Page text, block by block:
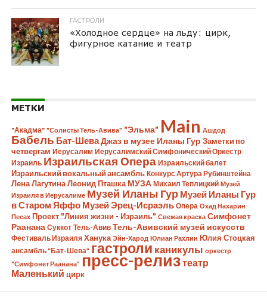
ГАСТРОЛИ
«Холодное сердце» на льду: цирк,
фигурное катание и театр
МЕТКИ
"Акадма" "Солисты Тель-Авива" "Эльма" Main Ашдод
Бабель Бат-ШеваДжаз в музее Иланы Гур Заметки по
четвергам Иерусалим Иерусалимский Симфонический Оркестр
Израиль Израильская Опера Израильский балет
Израильский вокальный ансамбль Конкурс Артура Рубинштейна
Лена Лагутина Леонид Пташка МУЗА Михаил Теплицкий Музей
Израиля в Иерусалиме Музей Иланы Гур Музей Иланы Гур
в Старом Яффо Музей Эрец-Исраэль Опера Охад Нахарин
Песах Проект "Линия жизни - Израиль" Свежая краска Симфонет
Раанана Суккот Тель-Авив Тель-Авивский музей искусств
Фестиваль Израиля Ханука Эйн-Харод Юлиан Рахлин Юлия Стоцкая
ансамбль "Бат-Шева" гастроли каникулы оркестр
"Симфонет Раанана" пресс-релизтеатр
Маленький цирк